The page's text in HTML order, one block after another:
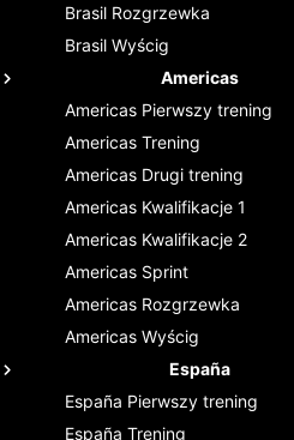
Brasil Rozgrzewka
Brasil Wyścig
Americas
Americas Pierwszy trening
Americas Trening
Americas Drugi trening
Americas Kwalifikacje 1
Americas Kwalifikacje 2
Americas Sprint
Americas Rozgrzewka
Americas Wyścig
España
España Pierwszy trening
España Trening